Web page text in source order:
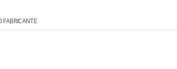
FABRICANTE